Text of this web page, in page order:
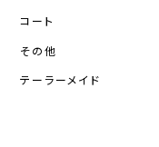
コート
その他
テーラーメイド